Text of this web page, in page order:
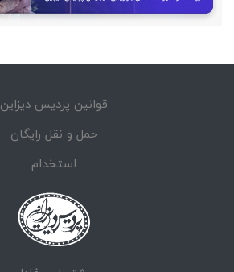
قوانین پردیس دیزاین
حمل و نقل رایگان
استخدام